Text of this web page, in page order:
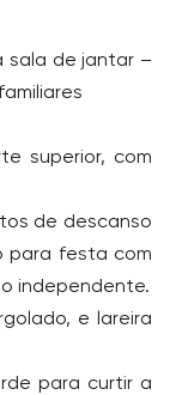
sala de jantar –
superior, com
de descanso
para festa com
independente.
e lareira
para curtir a